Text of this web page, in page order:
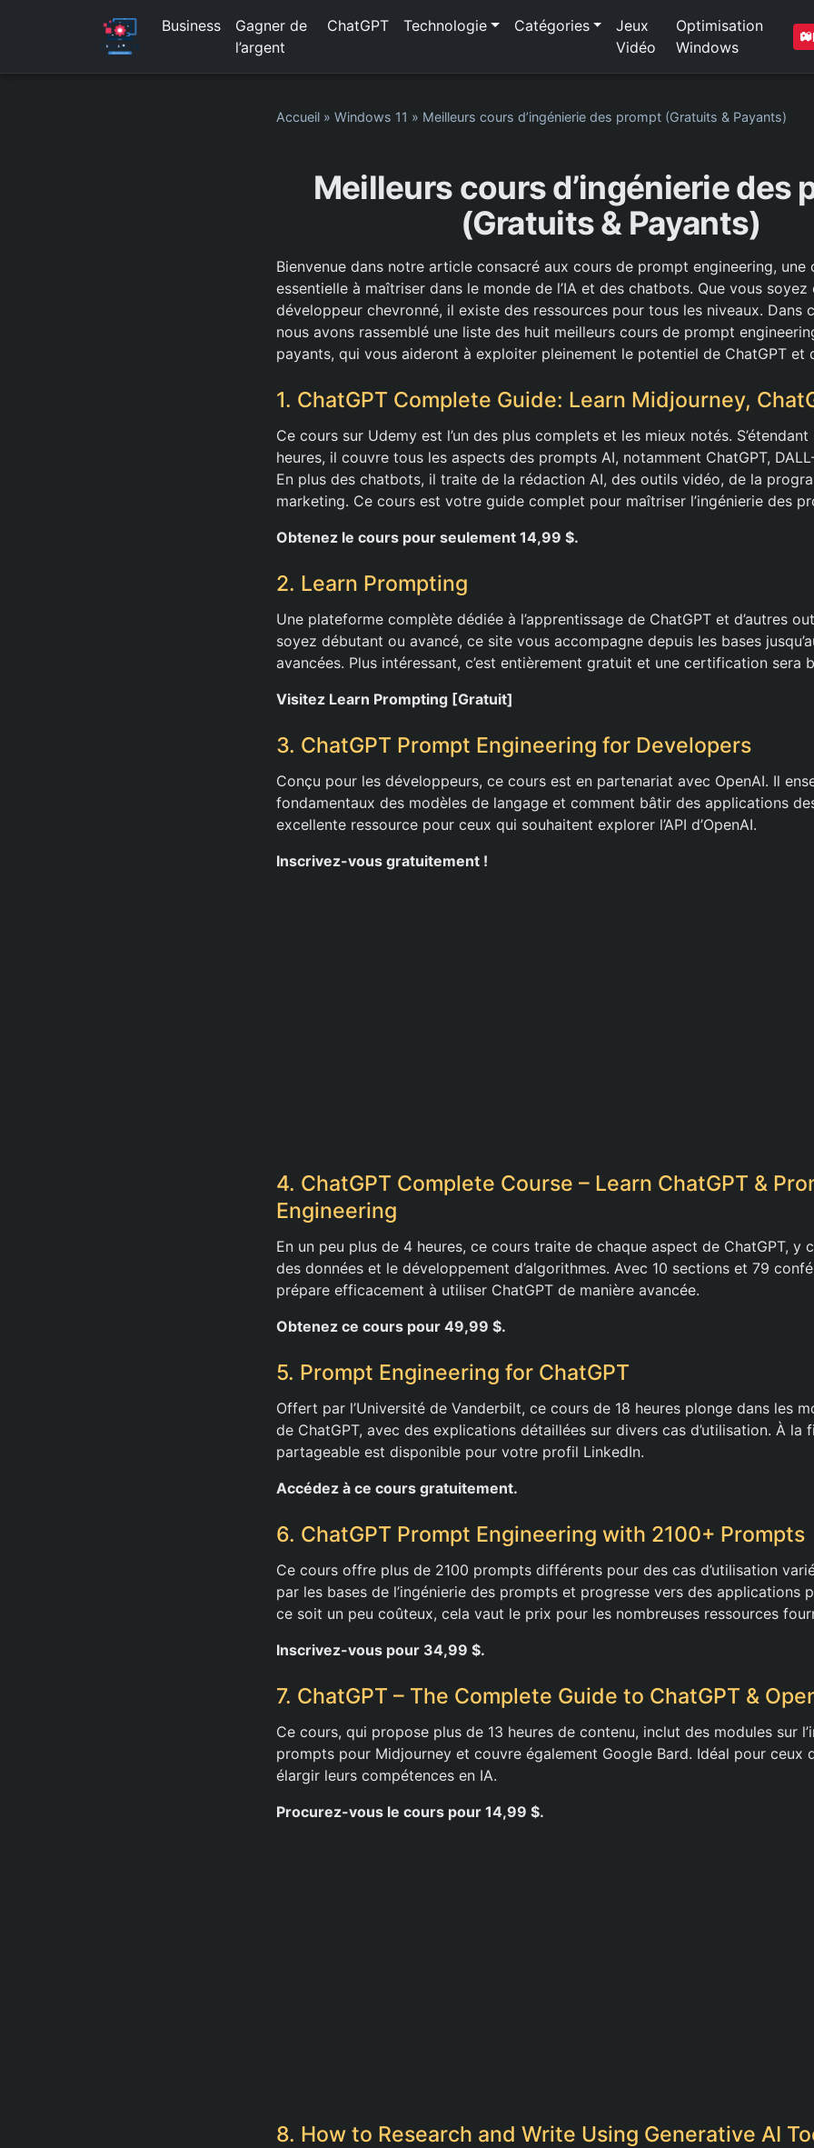
Business
Gagner de
l’argent
ChatGPT Technologie Catégories
Jeux
Vidéo
Optimisation
Windows
Accueil » Windows 11 » Meilleurs cours d’ingénierie des prompt (Gratuits & Payants)
Meilleurs cours d’ingénierie des
(Gratuits & Payants)
Bienvenue dans notre article consacré aux cours de prompt engineering, une
essentielle à maîtriser dans le monde de l’IA et des chatbots. Que vous
développeur chevronné, il existe des ressources pour tous les niveaux. Dans
nous avons rassemblé une liste des huit meilleurs cours de prompt
payants, qui vous aideront à exploiter pleinement le potentiel de ChatGPT et
1. ChatGPT Complete Guide: Learn Midjourney,
Ce cours sur Udemy est l’un des plus complets et les mieux notés.
heures, il couvre tous les aspects des prompts AI, notamment ChatGPT,
En plus des chatbots, il traite de la rédaction AI, des outils vidéo, de la
marketing. Ce cours est votre guide complet pour maîtriser l’ingénierie des
Obtenez le cours pour seulement 14,99 $.
2. Learn Prompting
Une plateforme complète dédiée à l’apprentissage de ChatGPT et d’autres
soyez débutant ou avancé, ce site vous accompagne depuis les bases
avancées. Plus intéressant, c’est entièrement gratuit et une certification sera
Visitez Learn Prompting [Gratuit]
3. ChatGPT Prompt Engineering for Developers
Conçu pour les développeurs, ce cours est en partenariat avec OpenAI. Il
fondamentaux des modèles de langage et comment bâtir des applications
excellente ressource pour ceux qui souhaitent explorer l’API d’OpenAI.
Inscrivez-vous gratuitement !
4. ChatGPT Complete Course – Learn ChatGPT &
Engineering
En un peu plus de 4 heures, ce cours traite de chaque aspect de ChatGPT, y
des données et le développement d’algorithmes. Avec 10 sections et 79
prépare efficacement à utiliser ChatGPT de manière avancée.
Obtenez ce cours pour 49,99 $.
5. Prompt Engineering for ChatGPT
Offert par l’Université de Vanderbilt, ce cours de 18 heures plonge dans les
de ChatGPT, avec des explications détaillées sur divers cas d’utilisation. À la
partageable est disponible pour votre profil LinkedIn.
Accédez à ce cours gratuitement.
6. ChatGPT Prompt Engineering with 2100+ Prompts
Ce cours offre plus de 2100 prompts différents pour des cas d’utilisation
par les bases de l’ingénierie des prompts et progresse vers des applications
ce soit un peu coûteux, cela vaut le prix pour les nombreuses ressources
Inscrivez-vous pour 34,99 $.
7. ChatGPT – The Complete Guide to ChatGPT &
Ce cours, qui propose plus de 13 heures de contenu, inclut des modules sur
prompts pour Midjourney et couvre également Google Bard. Idéal pour ceux
élargir leurs compétences en IA.
Procurez-vous le cours pour 14,99 $.
8. How to Research and Write Using Generative AI